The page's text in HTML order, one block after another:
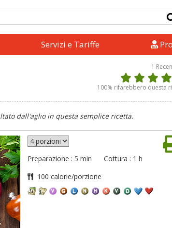
Servizi e Tariffe
1
100% rifarebbero questa
dall'aglio in questa semplice ricetta.
Preparazione : 5 min
Cottura : 1 h
100 calorie/porzione